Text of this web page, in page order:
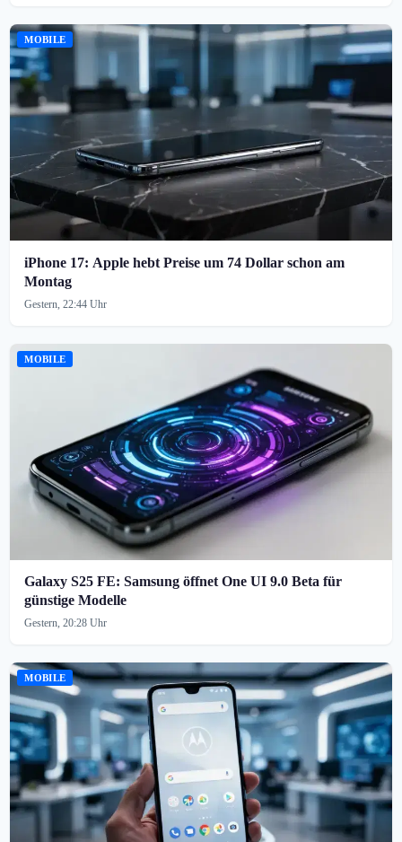
MOBILE
iPhone 17: Apple hebt Preise um 74 Dollar schon am
Montag
Gestern, 22:44 Uhr
MOBILE
Galaxy S25 FE: Samsung öffnet One UI 9.0 Beta für
günstige Modelle
Gestern, 20:28 Uhr
MOBILE